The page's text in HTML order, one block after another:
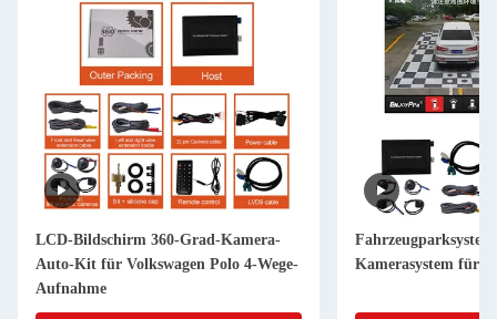
LCD-Bildschirm 360-Grad-Kamera-
Auto-Kit für Volkswagen Polo 4-Wege-
Aufnahme
Kamerasystem für